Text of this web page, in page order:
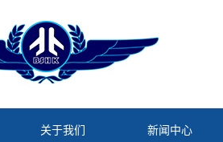
关于我们 新闻中心